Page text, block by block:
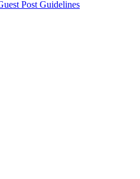
Post Guidelines